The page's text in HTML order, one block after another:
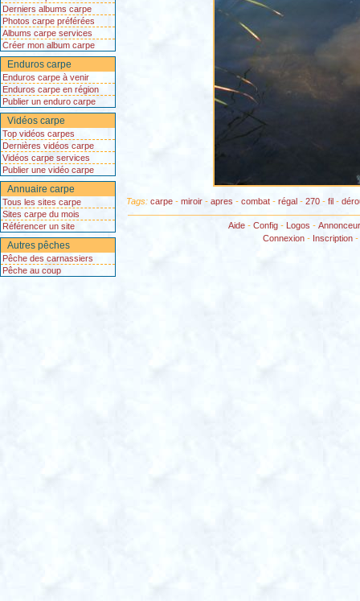
Derniers albums carpe
Photos carpe préférées
Albums carpe services
Créer mon album carpe
Enduros carpe
Enduros carpe à venir
Enduros carpe en région
Publier un enduro carpe
Vidéos carpe
Top vidéos carpes
Dernières vidéos carpe
Vidéos carpe services
Publier une vidéo carpe
Annuaire carpe
Tous les sites carpe
Sites carpe du mois
Référencer un site
Autres pêches
Pêche des carnassiers
Pêche au coup
Tags: carpe- miroir- apres - combat- régal- 270- fil-
Aide- Config- Logos -
Connexion - Inscription -